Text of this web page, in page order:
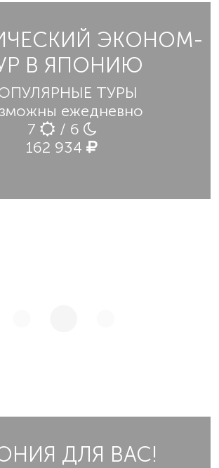
ЭКОНОМ-
В ЯПОНИЮ
ТУРЫ
ежедневно
7
/ 6
162 934
ДЛЯ ВАС!